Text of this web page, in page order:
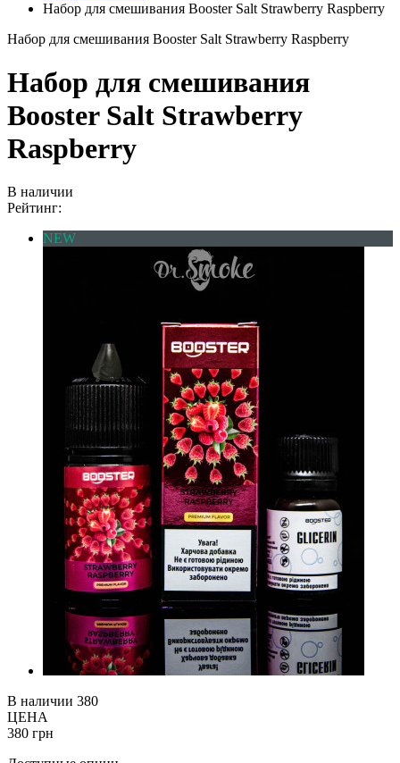
Набор для смешивания Booster Salt Strawberry Raspberry
Набор для смешивания Booster Salt Strawberry Raspberry
Набор для смешивания
Booster Salt Strawberry
Raspberry
В наличии
Рейтинг:
NEW
В наличии 380
ЦЕНА
380 грн